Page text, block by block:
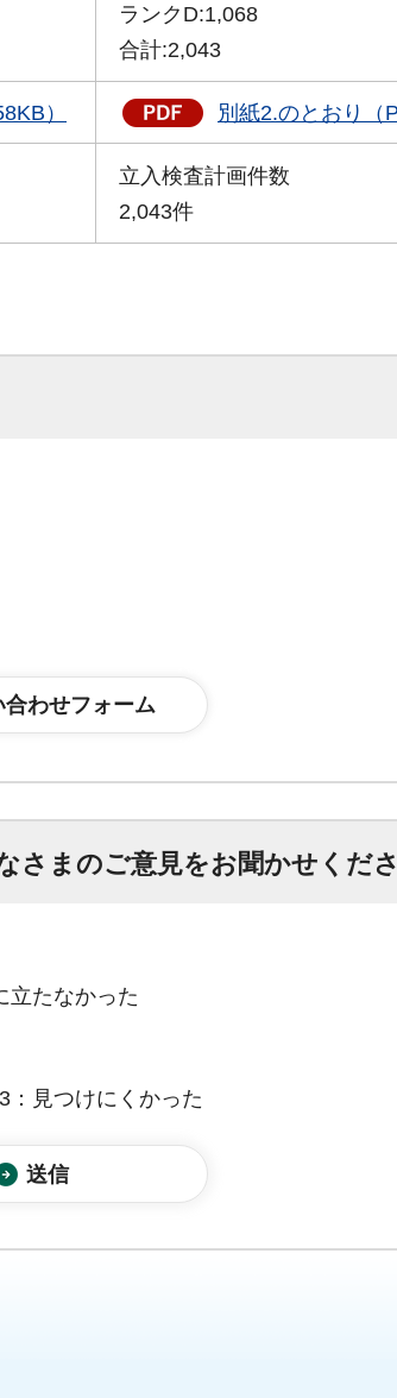
ランクD:1,068
合計:2,043
） 別紙2.のとおり（
立入検査計画件数
2,043件
さまのご意見をお聞かせくだ
立たなかった
3：見つけにくかった